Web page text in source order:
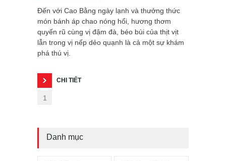
Đến với Cao Bằng ngày lạnh và thưởng thức
món bánh áp chao nóng hổi, hương thơm
quyến rũ cùng vị đậm đà, béo bùi của thịt vịt
lẫn trong vị nếp dẻo quạnh là cả một sự khám
phá thú vị.
CHI TIẾT
1
Danh mục